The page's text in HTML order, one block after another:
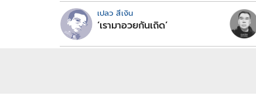
เปลว สีเงิน
‘เรามาอวยกันเถิด’